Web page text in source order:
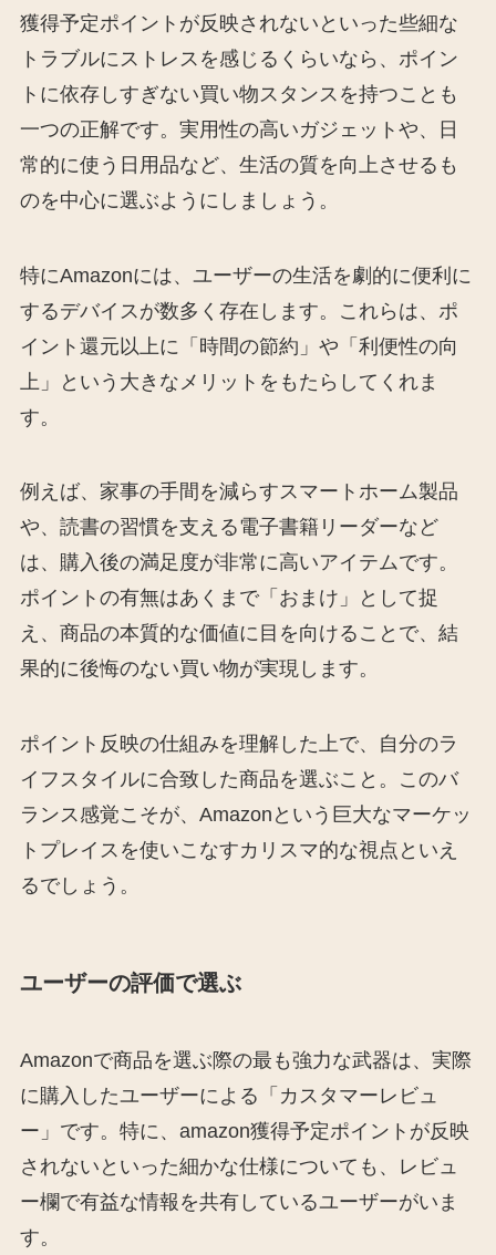
獲得予定ポイントが反映されないといった些細な
トラブルにストレスを感じるくらいなら、ポイン
トに依存しすぎない買い物スタンスを持つことも
一つの正解です。実用性の高いガジェットや、日
常的に使う日用品など、生活の質を向上させるも
のを中心に選ぶようにしましょう。
特にAmazonには、ユーザーの生活を劇的に便利に
するデバイスが数多く存在します。これらは、ポ
イント還元以上に「時間の節約」や「利便性の向
上」という大きなメリットをもたらしてくれま
す。
例えば、家事の手間を減らすスマートホーム製品
や、読書の習慣を支える電子書籍リーダーなど
は、購入後の満足度が非常に高いアイテムです。
ポイントの有無はあくまで「おまけ」として捉
え、商品の本質的な価値に目を向けることで、結
果的に後悔のない買い物が実現します。
ポイント反映の仕組みを理解した上で、自分のラ
イフスタイルに合致した商品を選ぶこと。このバ
ランス感覚こそが、Amazonという巨大なマーケッ
トプレイスを使いこなすカリスマ的な視点といえ
るでしょう。
ユーザーの評価で選ぶ
Amazonで商品を選ぶ際の最も強力な武器は、実際
に購入したユーザーによる「カスタマーレビュ
ー」です。特に、amazon獲得予定ポイントが反映
されないといった細かな仕様についても、レビュ
ー欄で有益な情報を共有しているユーザーがいま
す。